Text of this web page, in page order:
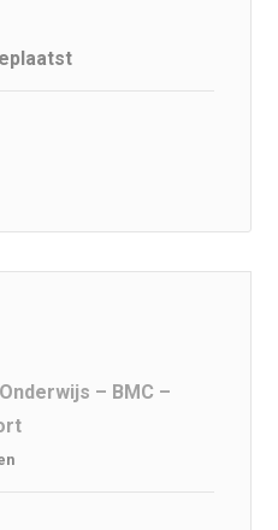
– BMC –